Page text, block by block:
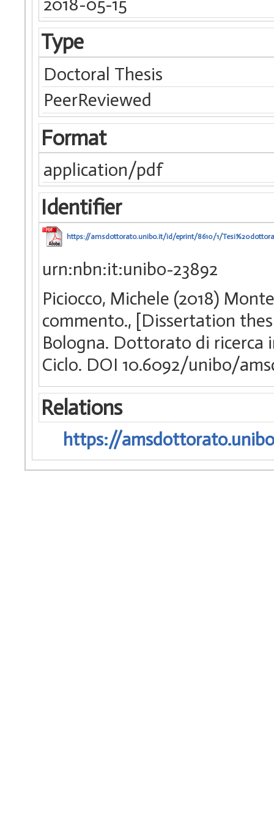
2018-05-15
Type
Doctoral Thesis
PeerReviewed
Format
application/pdf
Identifier
https://amsdottorato.unibo.it/id/eprint/8610/1/
urn:nbn:it:unibo-23892
Piciocco, Michele (2018)
commento., [Dissertation
Bologna. Dottorato di
Ciclo. DOI 10.6092/unibo/
Relations
https://